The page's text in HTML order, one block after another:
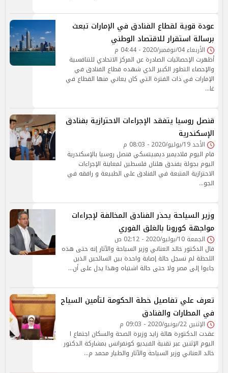
عودة قوية لقطاع الفنادق في الإمارات تبعث
برسالة استقرار للاقتصاد الوطني
الأربعاء 04/نوفمبر/2020 - 04:44 م
أظهرت الإحصائيات الصادرة عن المركز الاتحادي للتنافسية
والإحصاء التطور الكبير الذي شهده قطاع الفنادق في
الإمارات في ذات الفترة التي كان يعاني منها القطاع في
غا…
قنصل روسيا يتفقد الإجراءات الاحترازية بفنادق
الإسكندرية
الأحد 19/يوليو/2020 - 08:03 م
قام اليوم فلاديمير ديمبيتسكي قنصل روسيا بالإسكندرية
اليوم بجولة بفندق هلنان فلسطين لمعاينة الإجراءات
الاحترازية المتبعة في الفنادق على الطبيعة و رافقه في
الجو…
وزير السياحة يحذر الفنادق المخالفة لإجراءات
مواجهة كورونا بالغلق الفوري
الجمعة 10/يوليو/2020 - 02:12 ص
قال الدكتور خالد العناني وزير السياحة والآثار إنه حتى هذه
اللحظة لم نسجل حالة إصابة واحدة بين السائحين الذين
جاءوا إلى مصر ولا حتى حالة اشتباه وهذا يدل على أن…
تعرف علي تفاصيل خطة الحكومة لتأمين السياح
في المطارات والفنادق
الإثنين 22/يونيو/2020 - 09:03 م
عقدت الدكتورة هالة زايد وزيرة الصحة والسكان اجتماع ا
اليوم الإثنين عبر تقنية الفيديو كونفرانس بمشاركة الدكتور
خالد العناني وزير السياحة والآثار والطيار محمد م…